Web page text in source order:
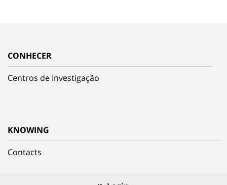
CONHECER
Centros de Investigação
KNOWING
Contacts